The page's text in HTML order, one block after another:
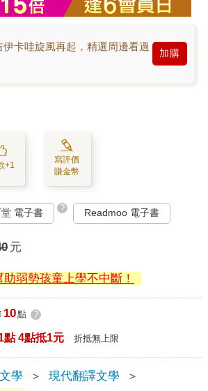
卡哇旋風再起，精選周邊看過
加購
+1
寫評價
賺金幣
電子書 ? Readmoo 電子書
元
弱勢孩童上學不中斷！
10點 ?
點 4點抵1元 折抵無上限
文學 ＞ 現代翻譯文學
＞